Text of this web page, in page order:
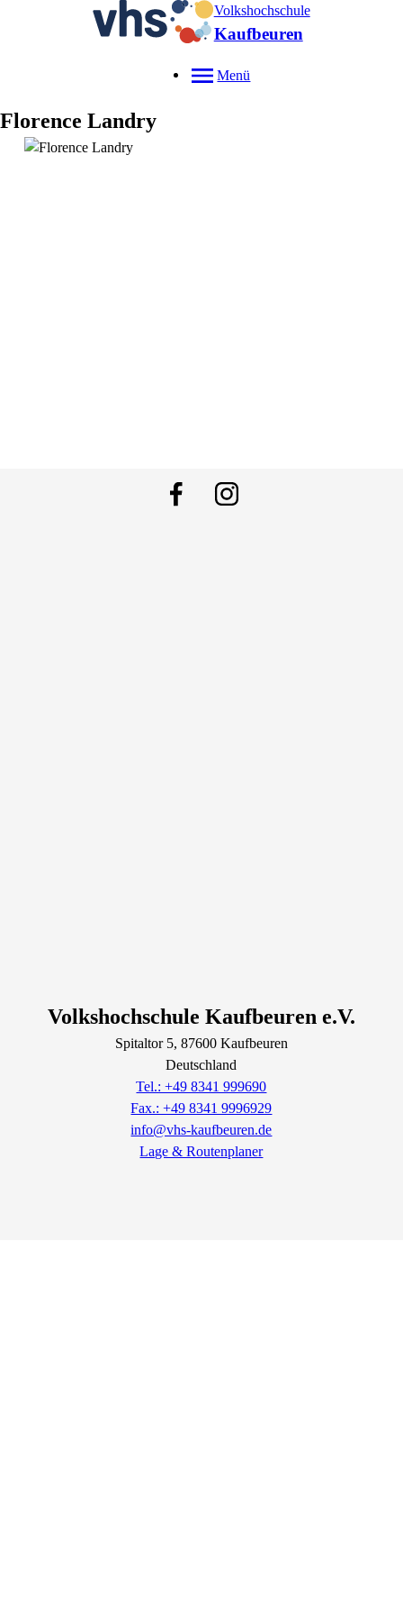
Volkshochschule
Kaufbeuren
Menü
Florence Landry
Volkshochschule Kaufbeuren e.V.
Spitaltor5, 87600 Kaufbeuren
Deutschland
Tel.: +49 8341 999690
Fax.: +49 8341 9996929
info@vhs-kaufbeuren.de
Lage & Routenplaner